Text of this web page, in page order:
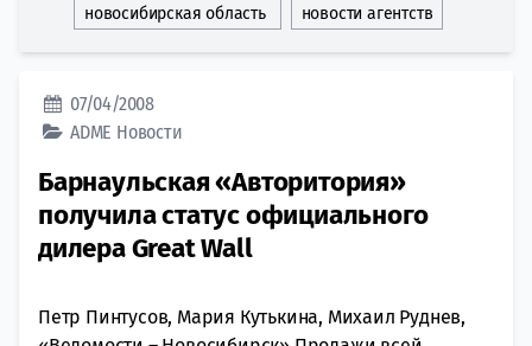
новосибирская область новости агентств
07/04/2008
ADME Новости
Барнаульская «Авторитория»
получила статус официального
дилера Great Wall
Петр Пинтусов, Мария Кутькина, Михаил Руднев,